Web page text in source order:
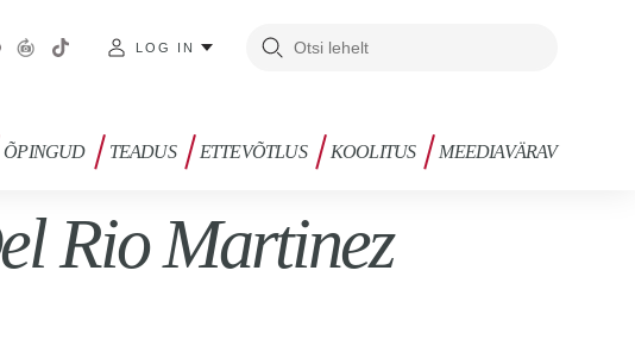
LOG IN
ÕPINGUD TEADUS ETTEVÕTLUS KOOLITUS MEEDIAVÄRAV
Rio Martinez